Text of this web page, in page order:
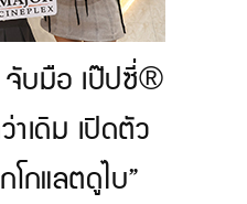
จับมือ เป๊ปซี่®
เดิม เปิดตัว
กแลตดูไบ”